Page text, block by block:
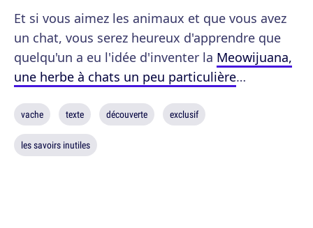
Et si vous aimez les animaux et que vous avez
un chat, vous serez heureux d'apprendre que
quelqu'un a eu l'idée d'inventer la Meowijuana,
une herbe à chats un peu particulière…
vache texte découverte exclusif
les savoirs inutiles